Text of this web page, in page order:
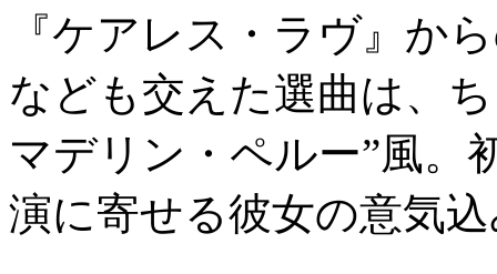
『ケアレス・ラヴ』か
なども交えた選曲は、
マデリン・ペルー”風。
演に寄せる彼女の意気